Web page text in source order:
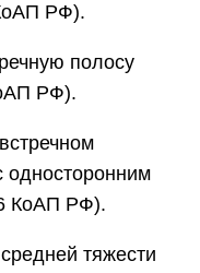
РФ).
полосу
РФ).
односторонним
КоАП РФ).
тяжести